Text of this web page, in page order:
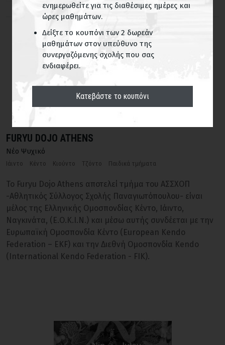
ΟΝΟΜΑ ΣΧΟΛΗΣ
ΕΥΡΕΣΗ
FURYU DOJO ATHENS
Νέο Ψυχικό
Ιάιντο Κέντο Κιούντο Τζόντο Παιδικά τμήματα
Το Furyu Dojo Athens αποτελεί τμήμα του ΑΣΣΧΟΠ
-Αθλητικός Σύλλογος Σχολής Παναγιωτόπουλου- είναι
μέλος της Ελληνικής Ομοσπονδίας Κέντο, Ιάιντο,
Ναγκινάτα, (Ε.Ο.Κ.Ι.Ν.) και μέσω αυτής συνδέεται με την
Ευρωπαϊκή Ομοσπονδία Κέντο (European Kendo
Federation – EKF) και την Διεθνή Ομοσπονδία Kendo
(International Kendo Federation - FIK).
ενημερωθείτε για τις διαθέσιμες ημέρες και
ώρες μαθημάτων.
Δείξτε το κουπόνι των 2 δωρεάν
μαθημάτων στον υπεύθυνο της
συνεργαζόμενης σχολής που σας
ενδιαφέρει.
Κατεβάστε το κουπόνι